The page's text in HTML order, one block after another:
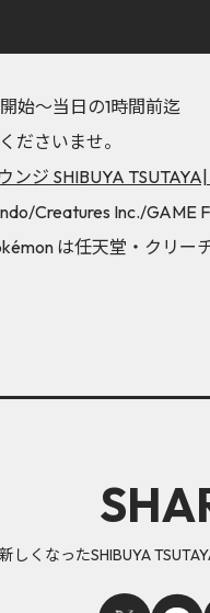
始～当日の1時間前迄
ださいませ。
ジ SHIBUYA
Creatures Inc./GAME
は任天堂・クリー
新しくなったSHIBUYA